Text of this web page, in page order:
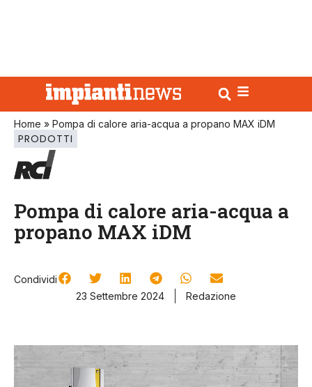
Home » Pompa di calore aria-acqua a propano MAX iDM
PRODOTTI
Pompa di calore aria-acqua a
propano MAX iDM
Condividi
23 Settembre 2024
Redazione